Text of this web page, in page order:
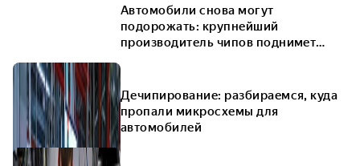
Автомобили снова могут
подорожать: крупнейший
производитель чипов поднимет
Дечипирование: разбираемся, куда
пропали микросхемы для
автомобилей